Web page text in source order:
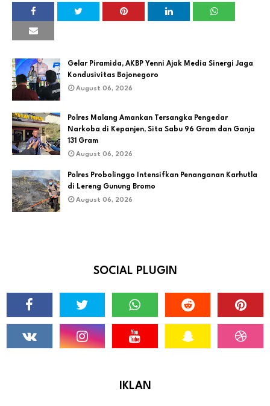
Gelar Piramida, AKBP Yenni Ajak Media Sinergi Jaga
Kondusivitas Bojonegoro
August 06, 2026
Polres Malang Amankan Tersangka Pengedar
Narkoba di Kepanjen, Sita Sabu 96 Gram dan Ganja
131 Gram
August 06, 2026
Polres Probolinggo Intensifkan Penanganan Karhutla
di Lereng Gunung Bromo
August 06, 2026
SOCIAL PLUGIN
IKLAN